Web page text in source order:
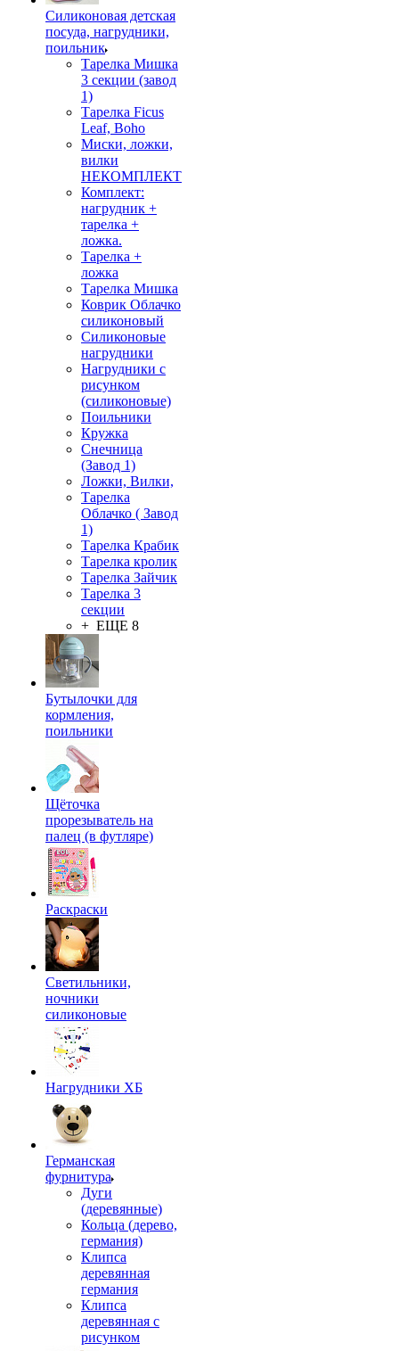
Силиконовая детская
посуда, нагрудники,
поильник
Тарелка Мишка
3 секции (завод
1)
Тарелка Ficus
Leaf, Boho
Миски, ложки,
вилки
НЕКОМПЛЕКТ
Комплект:
нагрудник +
тарелка +
ложка.
Тарелка +
ложка
Тарелка Мишка
Коврик Облачко
силиконовый
Силиконовые
нагрудники
Нагрудники с
рисунком
(силиконовые)
Поильники
Кружка
Снечница
(Завод 1)
Ложки, Вилки,
Тарелка
Облачко ( Завод
1)
Тарелка Крабик
Тарелка кролик
Тарелка Зайчик
Тарелка 3
секции
+ ЕЩЕ 8
Бутылочки для
кормления,
поильники
Щёточка
прорезыватель на
палец (в футляре)
Раскраски
Светильники,
ночники
силиконовые
Нагрудники ХБ
Германская
фурнитура
Дуги
(деревянные)
Кольца (дерево,
германия)
Клипса
деревянная
германия
Клипса
деревянная с
рисунком